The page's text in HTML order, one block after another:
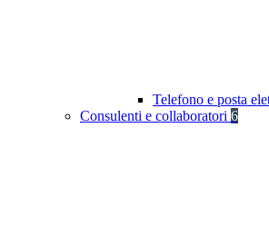
Telefono e posta
Consulenti e collaboratori 6